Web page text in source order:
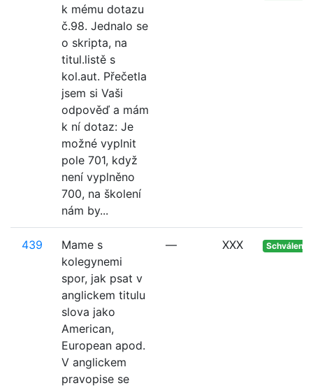
k mému dotazu
č.98. Jednalo se
o skripta, na
titul.listě s
kol.aut. Přečetla
jsem si Vaši
odpověď a mám
k ní dotaz: Je
možné vyplnit
pole 701, když
není vyplněno
700, na školení
nám by...
439
Mame s
kolegynemi
spor, jak psat v
anglickem titulu
slova jako
American,
European apod.
V anglickem
pravopise se
— XXX Schváleno